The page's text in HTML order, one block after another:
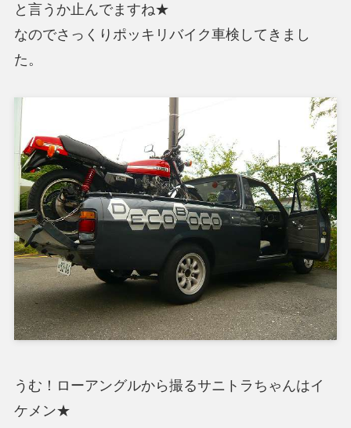
と言うか止んでますね★
なのでさっくりポッキリバイク車検してきまし
た。
うむ！ローアングルから撮るサニトラちゃんはイ
ケメン★